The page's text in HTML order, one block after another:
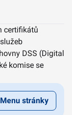
certifikátů
DSS (Digital
komise se
Menu stránky